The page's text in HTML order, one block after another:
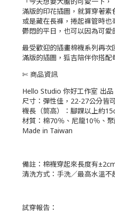
滿版的印花插圖，就算穿著素
或是藏在長褲，捲起褲管時
鬱悶的平日，也可以因為可愛
最受歡迎的插畫棉襪系列再次
滿版的插圖，狐吉陪伴你搭配
✄ 商品資訊
Hello Studio 你好工作室 出
尺寸：彈性佳，22-27公分皆
襪長（筒高）：腳踝以上約
材質：棉70％、尼龍10％、
Made in Taiwan
備註：棉襪穿起來長度有
清洗方式：手洗／最高水溫
試穿報告：